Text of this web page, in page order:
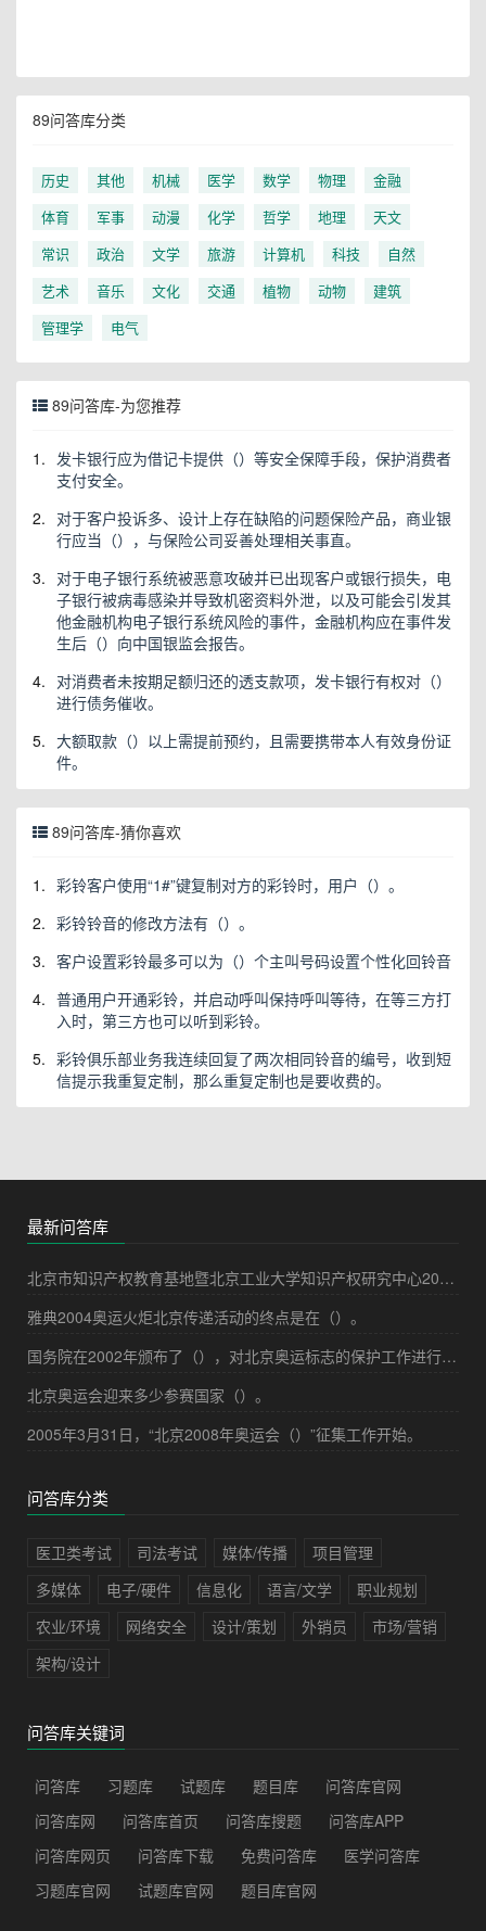
89问答库分类
历史 其他 机械 医学 数学 物理
金融
体育
军事 动漫 化学 哲学 地理
天文
常识
政治 文学 旅游 计算机 科技
自然
艺术
音乐 文化 交通 植物 动物
建筑
管理学
电气
89问答库-为您推荐
1. 发卡银行应为借记卡提供（）等安全保障手段，保护消费者
支付安全。
2. 对于客户投诉多、设计上存在缺陷的问题保险产品，商业银
行应当（），与保险公司妥善处理相关事直。
3. 对于电子银行系统被恶意攻破并已出现客户或银行损失，电
子银行被病毒感染并导致机密资料外泄，以及可能会引发其
他金融机构电子银行系统风险的事件，金融机构应在事件发
生后（）向中国银监会报告。
4. 对消费者未按期足额归还的透支款项，发卡银行有权对（）
进行债务催收。
5. 大额取款（）以上需提前预约，且需要携带本人有效身份证
件。
89问答库-猜你喜欢
1. 彩铃客户使用“1#”键复制对方的彩铃时，用户（）。
2. 彩铃铃音的修改方法有（）。
3. 客户设置彩铃最多可以为（）个主叫号码设置个性化回铃音
4. 普通用户开通彩铃，并启动呼叫保持呼叫等待，在等三方打
入时，第三方也可以听到彩铃。
5. 彩铃俱乐部业务我连续回复了两次相同铃音的编号，收到短
信提示我重复定制，那么重复定制也是要收费的。
最新问答库
北京市知识产权教育基地暨北京工业大学知识产权研究中心2006年3月21日成立，本市知识产权专业（）培训计划启动，以改变目前此类人才匮乏的局面，更好地服务于创新型城市的建设。
雅典2004奥运火炬北京传递活动的终点是在（）。
国务院在2002年颁布了（），对北京奥运标志的保护工作进行了规定。
北京奥运会迎来多少参赛国家（）。
2005年3月31日，“北京2008年奥运会（）”征集工作开始。
问答库分类
医卫类考试 司法考试 媒体/传播
项目管理
多媒体
电子/硬件 信息化 语言/文学
职业规划
农业/环境
网络安全 设计/策划 外销员
市场/营销
架构/设计
问答库关键词
问答库 习题库 试题库 题目库
问答库官网
问答库网
问答库首页 问答库搜题
问答库APP
问答库网页
问答库下载 免费问答库
医学问答库
习题库官网
试题库官网 题目库官网